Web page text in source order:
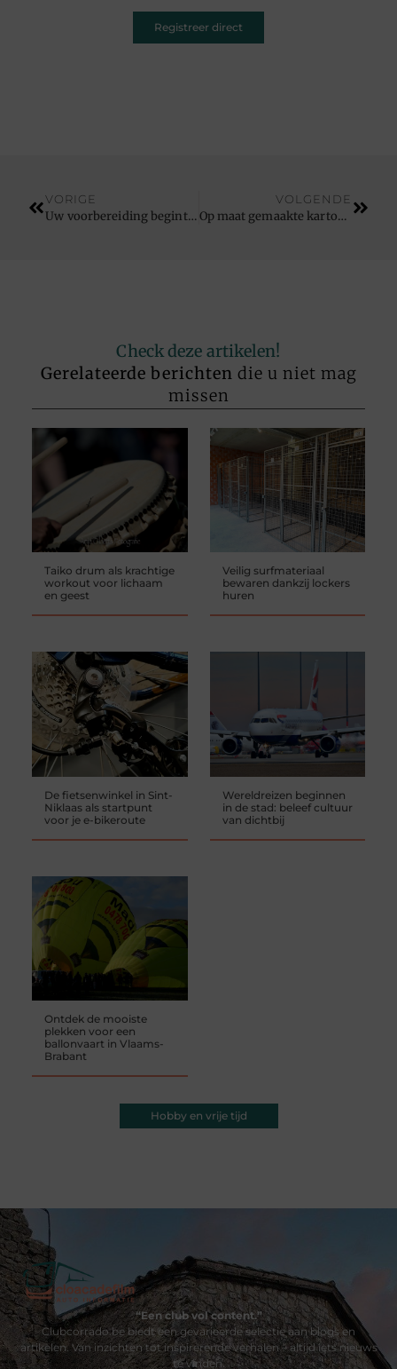
Registreer direct
VORIGE
Uw voorbereiding begint in de juiste fietsenwinkel in Antwerpen
VOLGENDE
Op maat gemaakte kartonnen dozen voor jouw unieke verpakkingsbehoeften
Check deze artikelen!
Gerelateerde berichten die u niet mag
missen
Taiko drum als krachtige
workout voor lichaam
en geest
Veilig surfmateriaal
bewaren dankzij lockers
huren
De fietsenwinkel in Sint-
Niklaas als startpunt
voor je e-bikeroute
Wereldreizen beginnen
in de stad: beleef cultuur
van dichtbij
Ontdek de mooiste
plekken voor een
ballonvaart in Vlaams-
Brabant
Hobby en vrije tijd
“Een club vol content.”
Clubcorrado.be biedt een gevarieerde selectie aan blogs en
artikelen. Van inzichten tot inspirerende verhalen – altijd iets nieuws
te vinden.